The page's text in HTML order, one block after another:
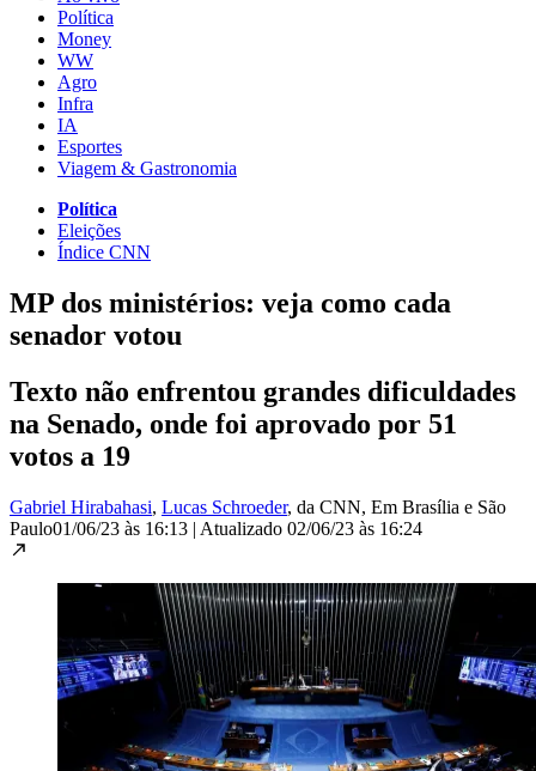
Política
Money
WW
Agro
Infra
IA
Esportes
Viagem & Gastronomia
Política
Eleições
Índice CNN
MP dos ministérios: veja como cada
senador votou
Texto não enfrentou grandes dificuldades
na Senado, onde foi aprovado por 51
votos a 19
Gabriel Hirabahasi, Lucas Schroeder, da CNN, Em Brasília e São
Paulo01/06/23 às 16:13 | Atualizado 02/06/23 às 16:24